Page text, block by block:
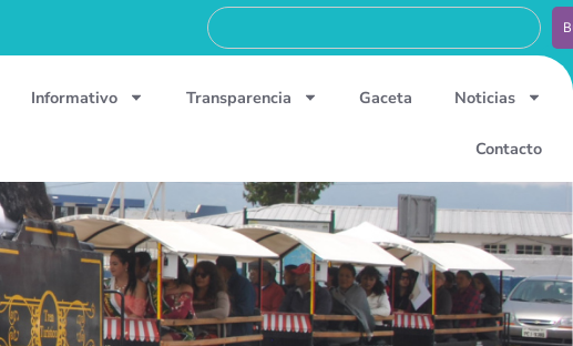
Informativo Transparencia Gaceta Noticias
Contacto